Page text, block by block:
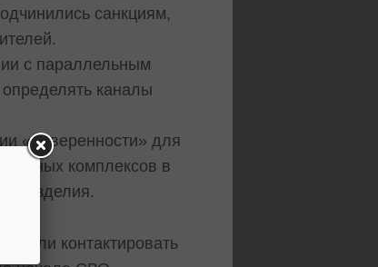
санкциям,
с параллельным
каналы
«доверенности» для
комплексов в
изделия.
контактировать